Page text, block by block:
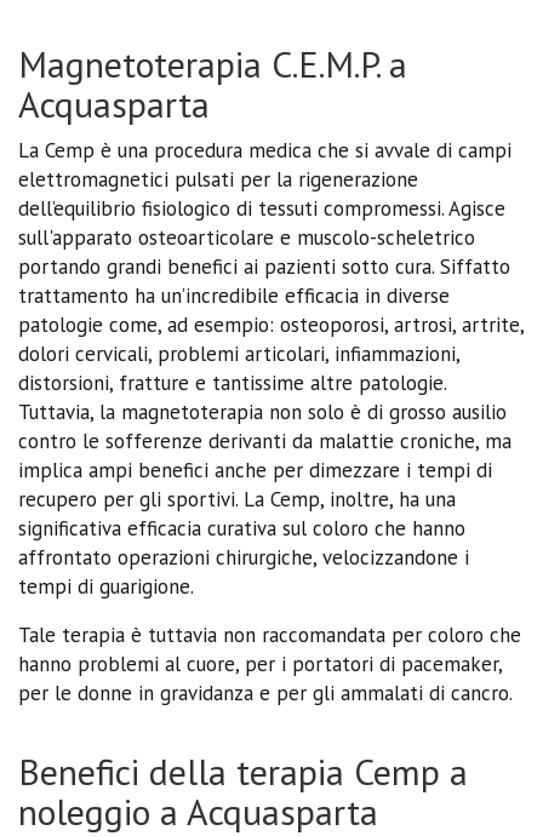
Magnetoterapia C.E.M.P. a
Acquasparta
La Cemp è una procedura medica che si avvale di campi
elettromagnetici pulsati per la rigenerazione
dell’equilibrio fisiologico di tessuti compromessi. Agisce
sull'apparato osteoarticolare e muscolo-scheletrico
portando grandi benefici ai pazienti sotto cura. Siffatto
trattamento ha un’incredibile efficacia in diverse
patologie come, ad esempio: osteoporosi, artrosi, artrite,
dolori cervicali, problemi articolari, infiammazioni,
distorsioni, fratture e tantissime altre patologie.
Tuttavia, la magnetoterapia non solo è di grosso ausilio
contro le sofferenze derivanti da malattie croniche, ma
implica ampi benefici anche per dimezzare i tempi di
recupero per gli sportivi. La Cemp, inoltre, ha una
significativa efficacia curativa sul coloro che hanno
affrontato operazioni chirurgiche, velocizzandone i
tempi di guarigione.
Tale terapia è tuttavia non raccomandata per coloro che
hanno problemi al cuore, per i portatori di pacemaker,
per le donne in gravidanza e per gli ammalati di cancro.
Benefici della terapia Cemp a
noleggio a Acquasparta